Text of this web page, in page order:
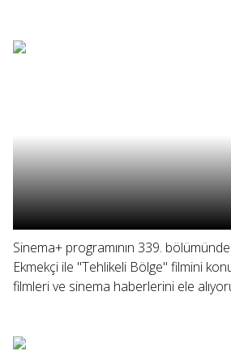
Sinema+ programının 339.
Ekmekçi ile "Tehlikeli Bölge" filmini
filmleri ve sinema haberlerini ele